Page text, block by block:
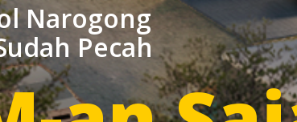
Narogong
Pecah